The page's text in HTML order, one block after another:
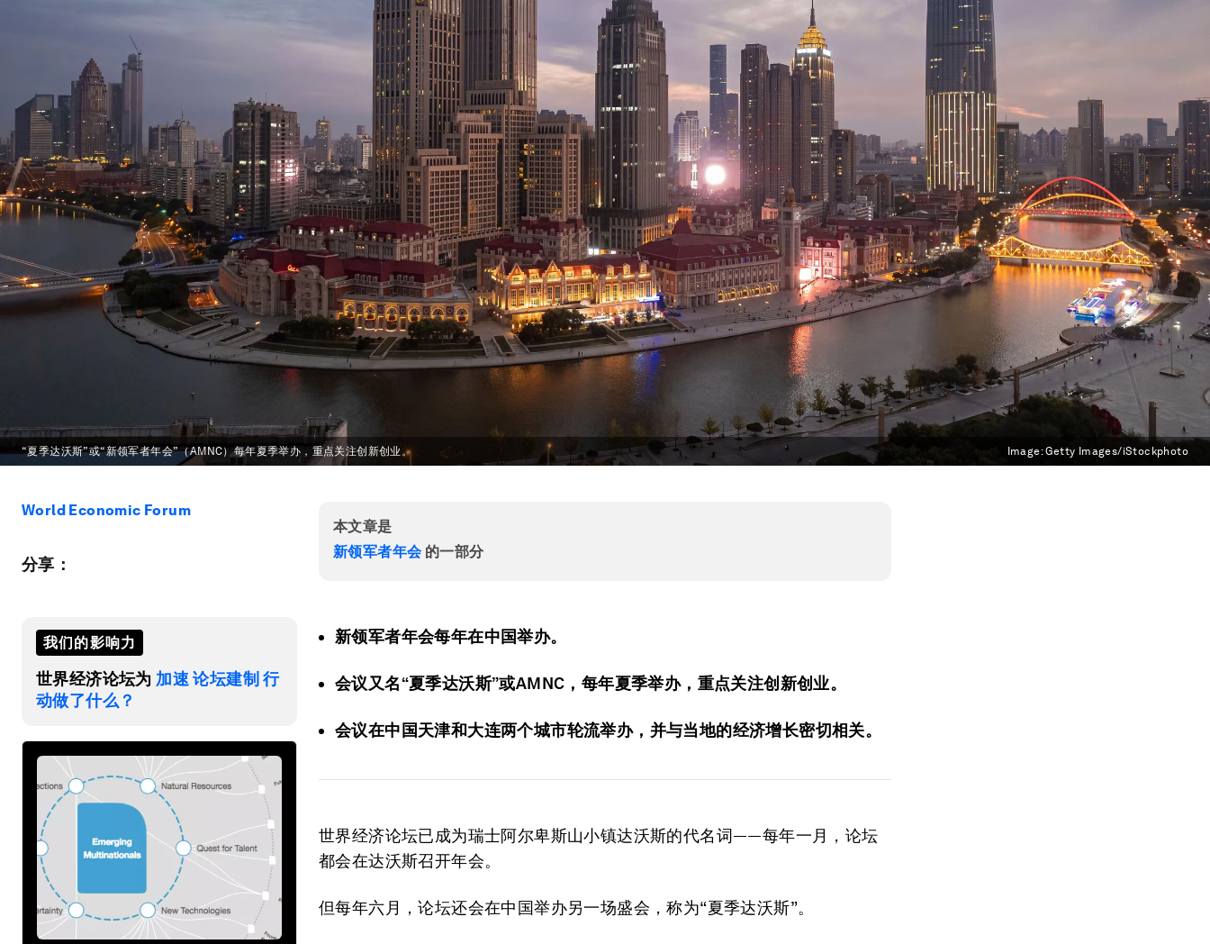
“夏季达沃斯”或“新领军者年会”（AMNC）每年夏季举办，重点关注创新创业。 Image:Getty Images/iStockphoto
World Economic Forum
分享：
我们的影响力
世界经济论坛为 加速 论坛建制 行
动做了什么？
本文章是
新领军者年会的一部分
新领军者年会每年在中国举办。
会议又名“夏季达沃斯”或AMNC，每年夏季举办，重点关注创新创业。
会议在中国天津和大连两个城市轮流举办，并与当地的经济增长密切相关。
世界经济论坛已成为瑞士阿尔卑斯山小镇达沃斯的代名词——每年一月，论坛
都会在达沃斯召开年会。
但每年六月，论坛还会在中国举办另一场盛会，称为“夏季达沃斯”。